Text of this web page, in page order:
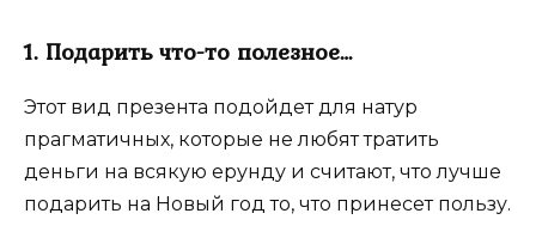
1. Подарить что-то полезное…
Этот вид презента подойдет для натур
прагматичных, которые не любят тратить
деньги на всякую ерунду и считают, что лучше
подарить на Новый год то, что принесет пользу.